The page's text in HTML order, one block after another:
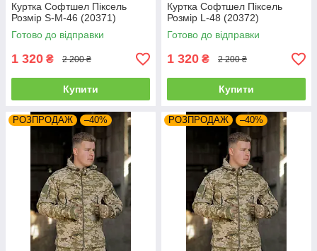
Куртка Софтшел Піксель
Розмір S-M-46 (20371)
Готово до відправки
1 320 ₴ 2 200 ₴
Купити
Куртка Софтшел Піксель
Розмір L-48 (20372)
Готово до відправки
1 320 ₴ 2 200 ₴
Купити
РОЗПРОДАЖ –40% РОЗПРОДАЖ –40%